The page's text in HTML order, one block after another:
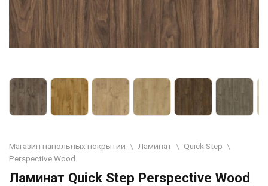
Магазин напольных покрытий \ Ламинат \ Quick Step \
Perspective Wood
Ламинат Quick Step Perspective Wood